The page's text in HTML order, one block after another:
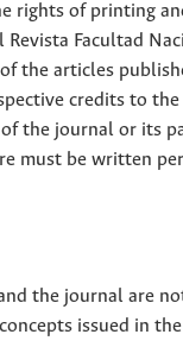
rights of printing
Facultad
the articles
credits to
the journal or its
must be written
the journal are
issued in